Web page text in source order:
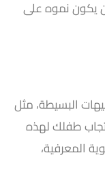
يكون نموه على
البسيطة، مثل
طفلك لهذه
المعرفية،